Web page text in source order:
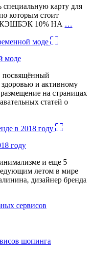
карту для
которым стоит
КЭШБЭК 10% НА …
моде
посвящённый
и активному
на страницах
статей о
году
и еще 5
летом в мире
дизайнер бренда
шопинга